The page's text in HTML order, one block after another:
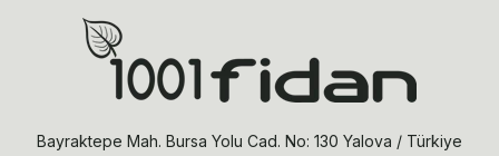
Bayraktepe Mah. Bursa Yolu Cad. No: 130 Yalova / Türkiye